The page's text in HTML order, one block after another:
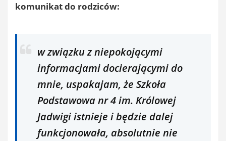
komunikat do rodziców:
w związku z niepokojącymi
informacjami docierającymi do
mnie, uspakajam, że Szkoła
Podstawowa nr 4 im. Królowej
Jadwigi istnieje i będzie dalej
funkcjonowała, absolutnie nie